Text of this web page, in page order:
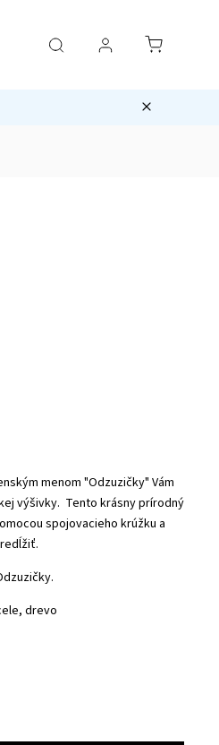
Sety Ostatné
menom "Odzuzičky" Vám
výšivky. Tento krásny prírodný
spojovacieho krúžku a
drevo